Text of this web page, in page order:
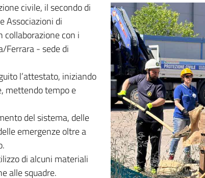
civile, il secondo di
Associazioni di
collaborazione con i
Ferrara - sede di
l’attestato, iniziando
mettendo tempo e
del sistema, delle
emergenze oltre a
di alcuni materiali
alle squadre.